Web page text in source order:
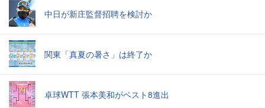
中日が新庄監督招聘を検討か
関東「真夏の暑さ」は終了か
卓球WTT 張本美和がベスト8進出